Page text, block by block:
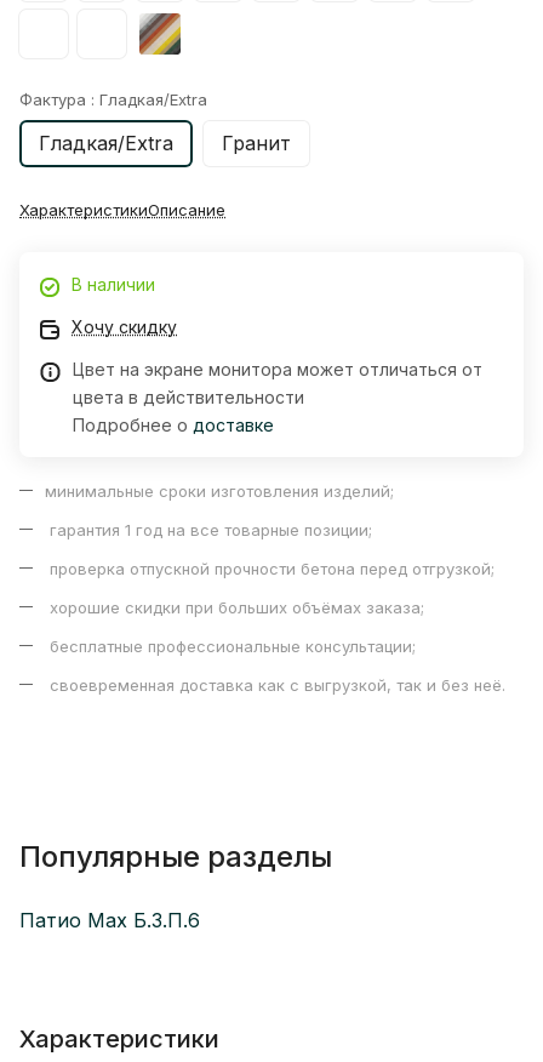
Фактура : Гладкая/Extra
Гладкая/Extra Гранит
ХарактеристикиОписание
В наличии
Хочу скидку
Цвет на экране монитора может отличаться от
цвета в действительности
Подробнее о доставке
минимальные сроки изготовления изделий;
гарантия 1 год на все товарные позиции;
проверка отпускной прочности бетона перед отгрузкой;
хорошие скидки при больших объёмах заказа;
бесплатные профессиональные консультации;
своевременная доставка как с выгрузкой, так и без неё.
Популярные разделы
Патио Max Б.3.П.6
Характеристики